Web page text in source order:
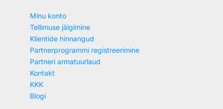
Minu konto
Tellimuse jälgimine
Klientide hinnangud
Partnerprogrammi registreerimine
Partneri armatuurlaud
Kontakt
KKK
Blogi